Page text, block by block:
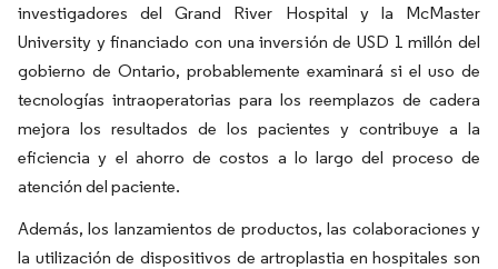
investigadores del Grand River Hospital y la McMaster
University y financiado con una inversión de USD 1 millón del
gobierno de Ontario, probablemente examinará si el uso de
tecnologías intraoperatorias para los reemplazos de cadera
mejora los resultados de los pacientes y contribuye a la
eficiencia y el ahorro de costos a lo largo del proceso de
atención del paciente.
Además, los lanzamientos de productos, las colaboraciones y
la utilización de dispositivos de artroplastia en hospitales son